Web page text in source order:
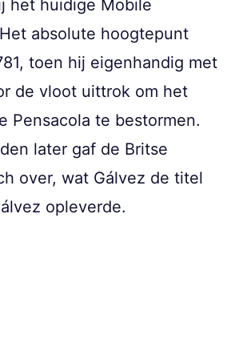
het huidige Mobile
absolute hoogtepunt
toen hij eigenhandig met
de vloot uittrok om het
Pensacola te bestormen.
later gaf de Britse
over, wat Gálvez de titel
opleverde.